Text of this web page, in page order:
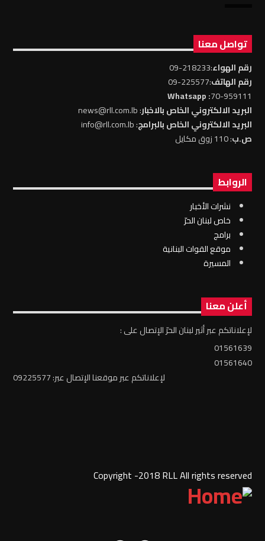
تواصل معنا
رقم الهواء:218233-09
رقم الهاتف:225577-09
70-959111
: Whatsapp
البريد الالكتروني الخاص بالاخبار: news@rll.com.lb
البريد الالكتروني الخاص بالبرامج: info@rll.com.lb
ص.ب: 110 زوق مكايل
الروابط
نشرات الأخبار
خاص لبنان الحرّ
برامج
موقع القوات البنانية
المسيرة
أعلن معنا
لإعلاناتكم عبر أثير لبنان الحرّ الإتصال على :
01561639
01561640
لإعلاناتكم عبر موقعنا الإتصال عبر: 09225577
Copyright -2018 RLL All rights reserved